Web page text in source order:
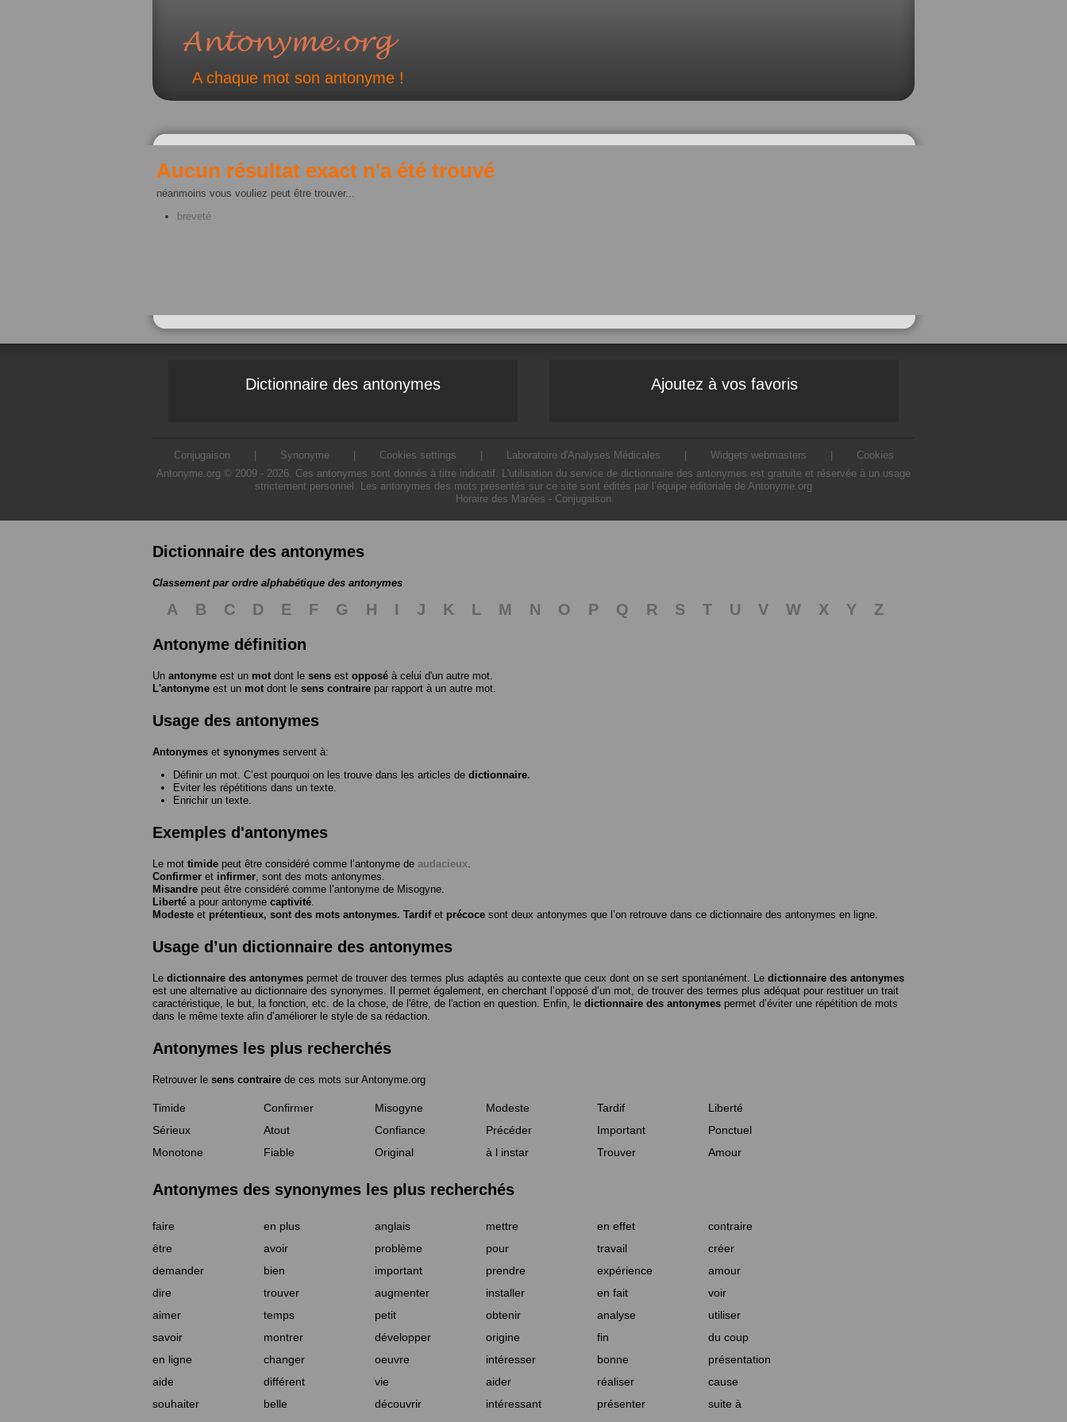
A chaque mot son antonyme !
Aucun résultat exact n'a été trouvé
néanmoins vous vouliez peut être trouver...
breveté
Dictionnaire des antonymes Ajoutez à vos favoris
Conjugaison Synonyme Cookies settings Laboratoire d'Analyses Médicales Widgets webmasters
Cookies
Antonyme.org © 2009 - 2026. Ces antonymes sont donnés à titre indicatif. L'utilisation du service de dictionnaire des antonymes est gratuite et réservée à un usage
strictement personnel. Les antonymes des mots présentés sur ce site sont édités par l’équipe éditoriale de Antonyme.org
Horaire des Marées - Conjugaison
Dictionnaire des antonymes
Classement par ordre alphabétique des antonymes
A B C D E F G H I J K L M N O P Q R S T U V W X Y
Z
Antonyme définition
Un antonyme est un mot dont le sens est opposé à celui d'un autre mot.
L'antonyme est un mot dont le sens contraire par rapport à un autre mot.
Usage des antonymes
Antonymes et synonymes servent à:
Définir un mot. C’est pourquoi on les trouve dans les articles de dictionnaire.
Eviter les répétitions dans un texte.
Enrichir un texte.
Exemples d'antonymes
Le mot timide peut être considéré comme l’antonyme de audacieux
Confirmer et infirmer , sont des mots antonymes.
Misandre peut être considéré comme l’antonyme de Misogyne
Liberté a pour antonyme captivité
Modeste et prétentieux, sont des mots antonymes. Tardifet précoce sont deux antonymes que l’on retrouve dans ce dictionnaire des antonymes en ligne.
Usage d’un dictionnaire des antonymes
Le dictionnaire des antonymes permet de trouver des termes plus adaptés au contexte que ceux dont on se sert spontanément. Le dictionnaire des antonymes
est une alternative au dictionnaire des synonymes. Il permet également, en cherchant l’opposé d’un mot, de trouver des termes plus adéquat pour restituer un trait
caractéristique, le but, la fonction, etc. de la chose, de l'être, de l'action en question. Enfin, le dictionnaire des antonymes permet d’éviter une répétition de mots
dans le même texte afin d’améliorer le style de sa rédaction.
Antonymes les plus recherchés
Retrouver le sens contraire de ces mots sur Antonyme.org
Timide Confirmer Misogyne Modeste Tardif
Liberté
Sérieux
Atout Confiance Précéder Important
Ponctuel
Monotone
Fiable Original à l instar Trouver Amour
Antonymes des synonymes les plus recherchés
faire en plus anglais mettre en effet
contraire
être
avoir problème pour travail
créer
demander
bien important prendre expérience
amour
dire
trouver augmenter installer en fait
voir
aimer
temps petit obtenir analyse
utiliser
savoir
montrer développer origine fin
du coup
en ligne
changer oeuvre intéresser bonne
présentation
aide
différent vie aider réaliser
cause
souhaiter
belle découvrir intéressant présenter
suite à